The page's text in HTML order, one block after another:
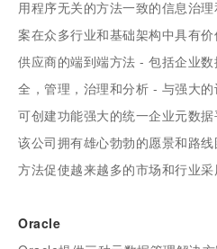
用程序无关的方法一致的信息治
案在众多行业和基础架构中具有价
供应商的端到端方法 - 包括企业
全，管理，治理和分析 - 与强大
可创建功能强大的统一企业元数据
该公司拥有雄心勃勃的愿景和路
方法促使越来越多的市场和行业采
Oracle